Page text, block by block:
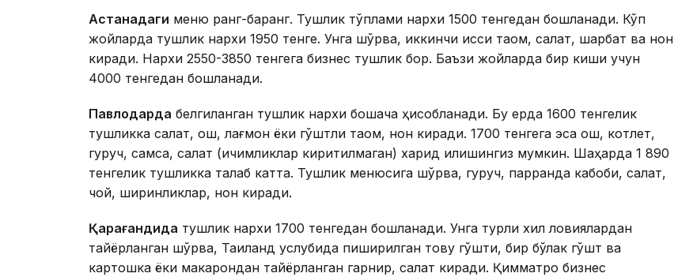
Астанадаги меню ранг-баранг. Тушлик тўплами нархи 1500 тенгедан бошланади. Кўп
жойларда тушлик нархи 1950 тенге. Унга шўрва, иккинчи иссиқ таом, салат, шарбат ва нон
киради. Нархи 2550-3850 тенгега бизнес тушлик бор. Баъзи жойларда бир киши учун
4000 тенгедан бошланади.
Павлодарда белгиланган тушлик нархи бошқача ҳисобланади. Бу ерда 1600 тенгелик
тушликка салат, ош, лағмон ёки гўштли таом, нон киради. 1700 тенгега эса ош, котлет,
гуруч, самса, салат (ичимликлар киритилмаган) харид қилишингиз мумкин. Шаҳарда 1 890
тенгелик тушликка талаб катта. Тушлик менюсига шўрва, гуруч, парранда кабоби, салат,
чой, ширинликлар, нон киради.
Қарағандида тушлик нархи 1700 тенгедан бошланади. Унга турли хил ловиялардан
тайёрланган шўрва, Таиланд услубида пиширилган товуқ гўшти, бир бўлак гўшт ва
картошка ёки макарондан тайёрланган гарнир, салат киради. Қимматроқ бизнес